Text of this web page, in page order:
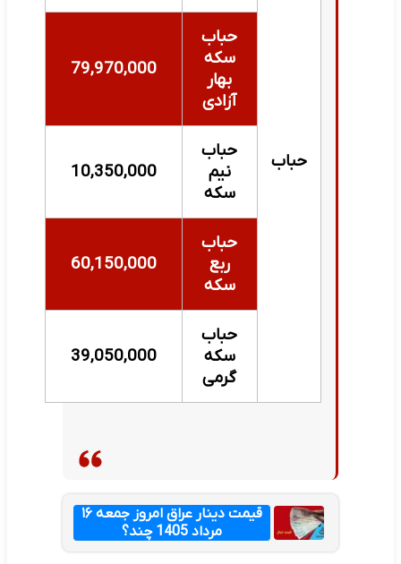
حباب
حباب
سکه
بهار
آزادی
79,970,000
حباب
نیم
سکه
10,350,000
حباب
ربع
سکه
60,150,000
حباب
سکه
گرمی
39,050,000
قیمت دینار عراق امروز جمعه ۱۶
مرداد 1405 چند؟